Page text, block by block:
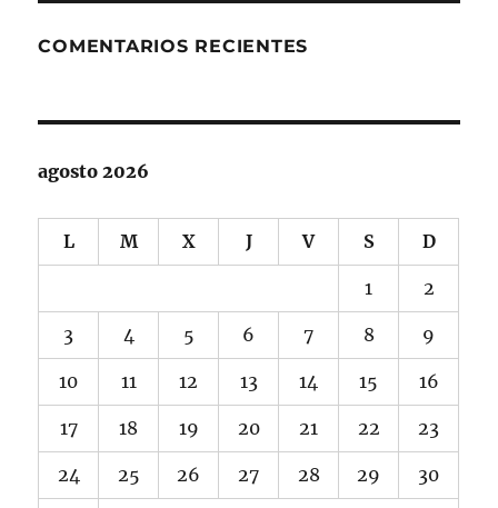
COMENTARIOS RECIENTES
agosto 2026
L M X J V S D
1 2
3 4 5 6 7 8 9
10 11 12 13 14 15 16
17 18 19 20 21 22 23
24 25 26 27 28 29 30